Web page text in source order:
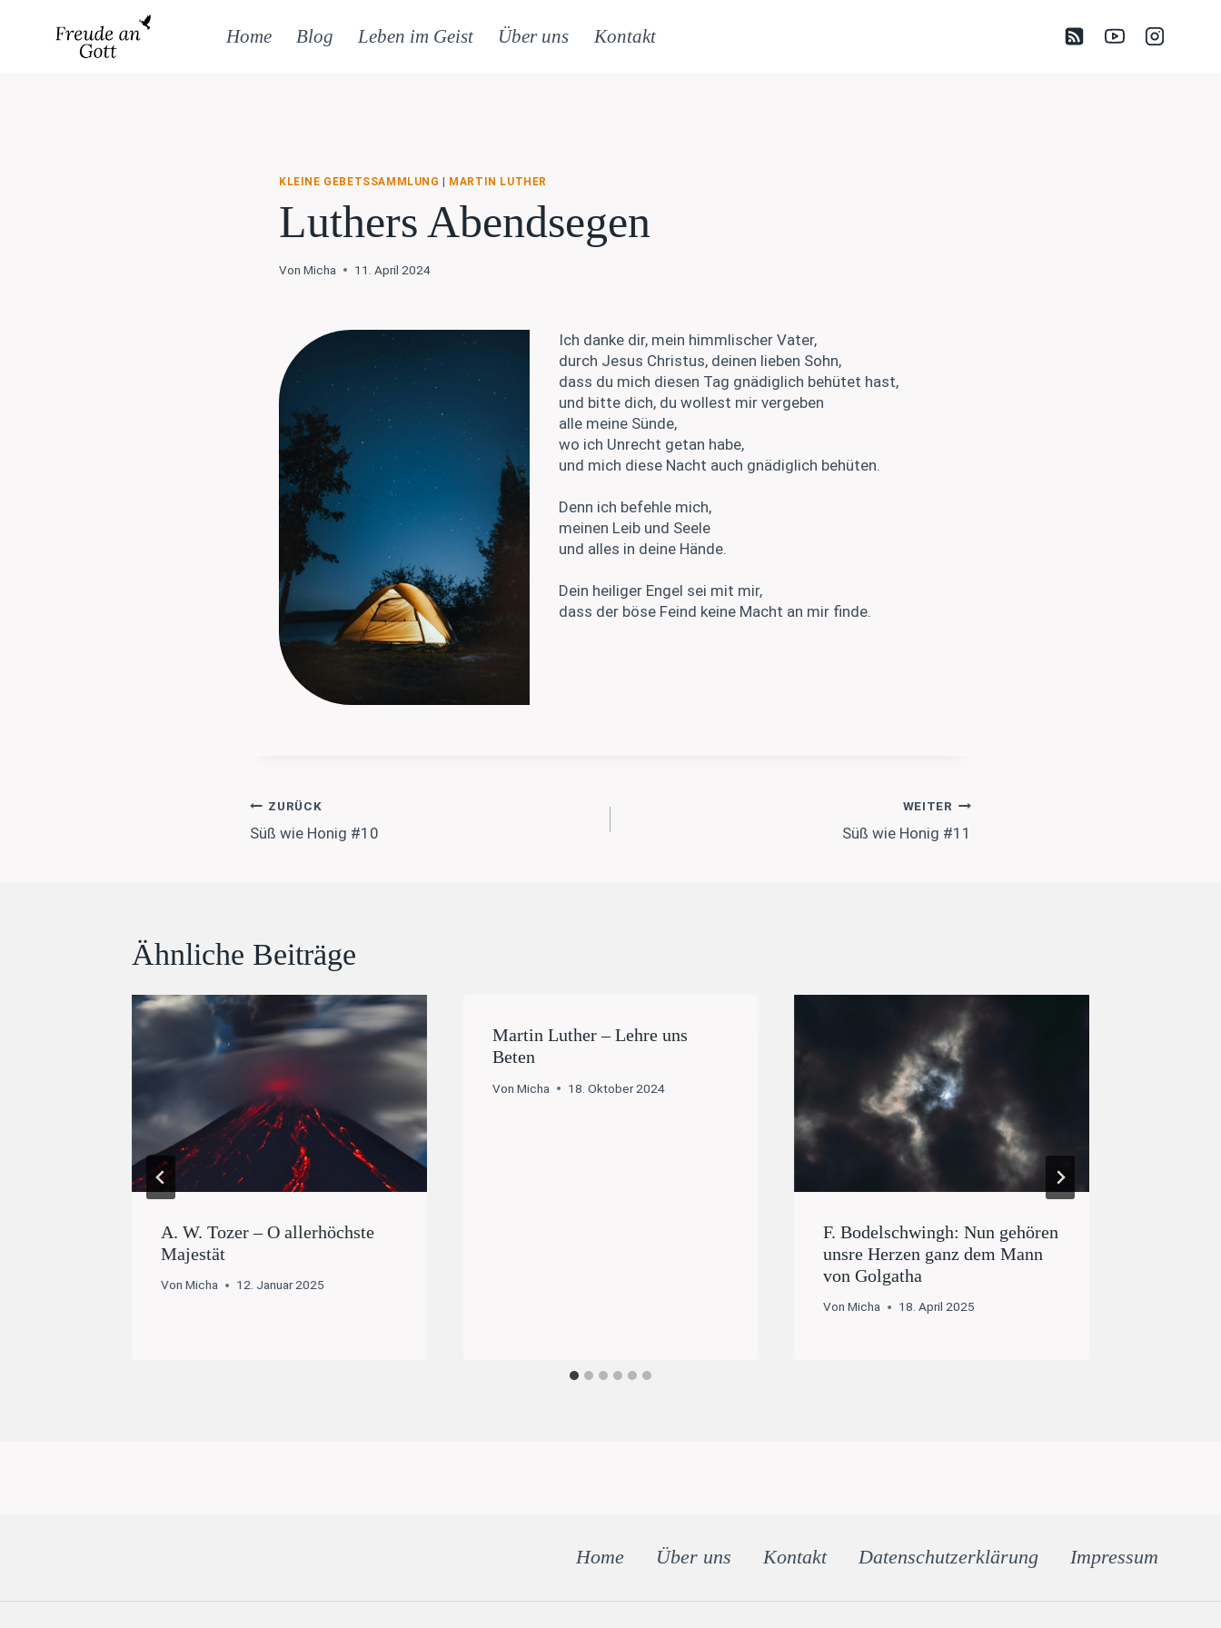
Home Blog Leben im Geist Über uns Kontakt
KLEINE GEBETSSAMMLUNG MARTIN LUTHER
Luthers Abendsegen
Von Micha 11. April 2024
Ich danke dir, mein himmlischer Vater,
durch Jesus Christus, deinen lieben Sohn,
dass du mich diesen Tag gnädiglich behütet hast,
und bitte dich, du wollest mir vergeben
alle meine Sünde,
wo ich Unrecht getan habe,
und mich diese Nacht auch gnädiglich behüten.
Denn ich befehle mich,
meinen Leib und Seele
und alles in deine Hände.
Dein heiliger Engel sei mit mir,
dass der böse Feind keine Macht an mir finde.
Beitragsnavigation
ZURÜCK
Süß wie Honig #10
WEITER
Süß wie Honig #11
Ähnliche Beiträge
A. W. Tozer – O allerhöchste
Majestät
Von Micha 12. Januar 2025
Martin Luther – Lehre uns
Beten
Von Micha 18. Oktober 2024
F. Bodelschwingh: Nun gehören
unsre Herzen ganz dem Mann
von Golgatha
Von Micha 18. April 2025
Home Über uns Kontakt Datenschutz­erklärung Impressum